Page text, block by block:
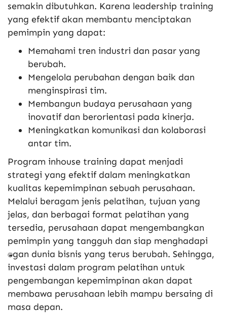
semakin dibutuhkan. Karena leadership training
yang efektif akan membantu menciptakan
pemimpin yang dapat:
Memahami tren industri dan pasar yang
berubah.
Mengelola perubahan dengan baik dan
menginspirasi tim.
Membangun budaya perusahaan yang
inovatif dan berorientasi pada kinerja.
Meningkatkan komunikasi dan kolaborasi
antar tim.
Program inhouse training dapat menjadi
strategi yang efektif dalam meningkatkan
kualitas kepemimpinan sebuah perusahaan.
Melalui beragam jenis pelatihan, tujuan yang
jelas, dan berbagai format pelatihan yang
tersedia, perusahaan dapat mengembangkan
pemimpin yang tangguh dan siap menghadapi
tantangan dunia bisnis yang terus berubah. Sehingga,
investasi dalam program pelatihan untuk
pengembangan kepemimpinan akan dapat
membawa perusahaan lebih mampu bersaing di
masa depan.